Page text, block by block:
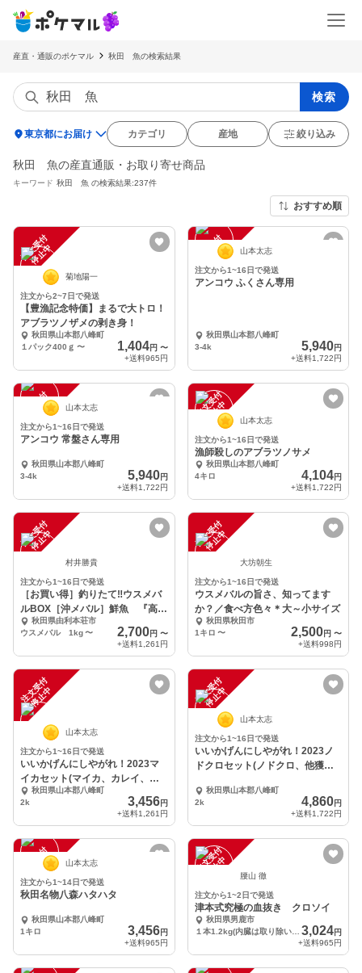
産直・通販のポケマル 秋田 魚の検索結果
検索
location_on東京都にお届け カテゴリ 産地 絞り込み
秋田 魚の産直通販・お取り寄せ商品
キーワード 秋田 魚 の検索結果:237件
おすすめ順
注
文
受
付
停
止
中
菊地陽一
注文から2~7日で発送
【豊漁記念特価】まるで大トロ！
アブラツノザメの剥き身！
秋田県山本郡八峰町
１パック400ｇ 〜 1,404円 〜
+送料965円
注
文
受
付
停
止
中 山本太志
注文から1~16日で発送
アンコウ ふくさん専用
秋田県山本郡八峰町
3-4k
5,940円
+送料1,722円
注
文
受
付
停
止
中 山本太志
注文から1~16日で発送
アンコウ 常盤さん専用
秋田県山本郡八峰町
3-4k
5,940円
+送料1,722円
注
文
受
付
停
止
中 山本太志
注文から1~16日で発送
漁師殺しのアブラツノサメ
秋田県山本郡八峰町
4キロ
4,104円
+送料1,722円
注
文
受
付
停
止
中
村井勝貴
注文から1~16日で発送
［お買い得］釣りたて‼️ウスメバ
ルBOX［沖メバル］鮮魚 『高級
魚』秋田県由利本荘市
ウスメバル 1kg〜 2,700円 〜
+送料1,261円
注
文
受
付
停
止
中
大坊朝生
注文から1~16日で発送
ウスメバルの旨さ、知ってます
か？／食べ方色々＊大～小サイズ
秋田県秋田市
1キロ 〜 2,500円 〜
+送料998円
注
文
受
付
停
止
中
山本太志
注文から1~16日で発送
いいかげんにしやがれ！2023マ
イカセット(マイカ、カレイ、他
獲れたて鮮魚２種)
秋田県山本郡八峰町
2k
3,456円
+送料1,261円
注
文
受
付
停
止
中
山本太志
注文から1~16日で発送
いいかげんにしやがれ！2023ノ
ドクロセット(ノドクロ、他獲れ
秋田県山本郡八峰町
2k
4,860円
+送料1,722円
注
文
受
付
停
止
中 山本太志
注文から1~14日で発送
秋田名物八森ハタハタ
秋田県山本郡八峰町
1キロ
3,456円
+送料965円
注
文
受
付
停
止
中 腰山 徹
注文から1~2日で発送
津本式究極の血抜き クロソイ
秋田県男鹿市
１本1.2kg(内臓は取り除いてます)
3,024円
+送料965円